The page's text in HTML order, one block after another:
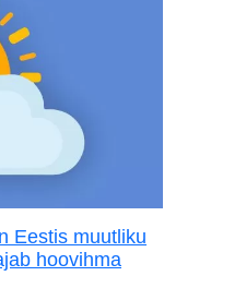
Eestis muutliku
hoovihma